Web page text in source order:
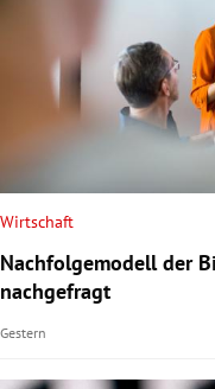
Wirtschaft
Nachfolgemodell der
nachgefragt
Gestern